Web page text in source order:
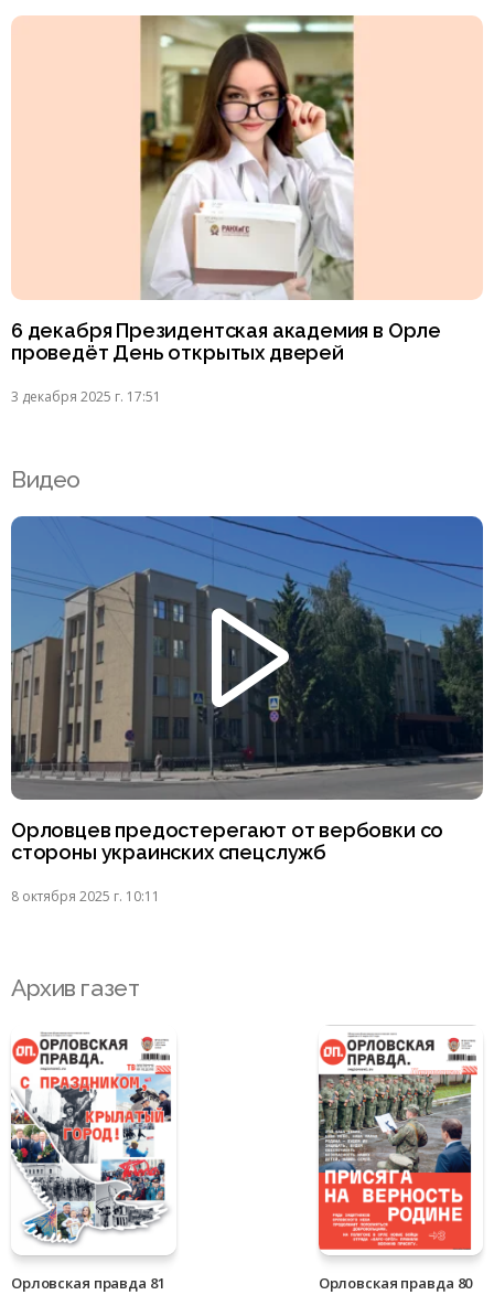
6 декабря Президентская академия в Орле
проведёт День открытых дверей
3 декабря 2025 г. 17:51
Видео
Орловцев предостерегают от вербовки со
стороны украинских спецслужб
8 октября 2025 г. 10:11
Архив газет
Орловская правда 81 Орловская правда 80